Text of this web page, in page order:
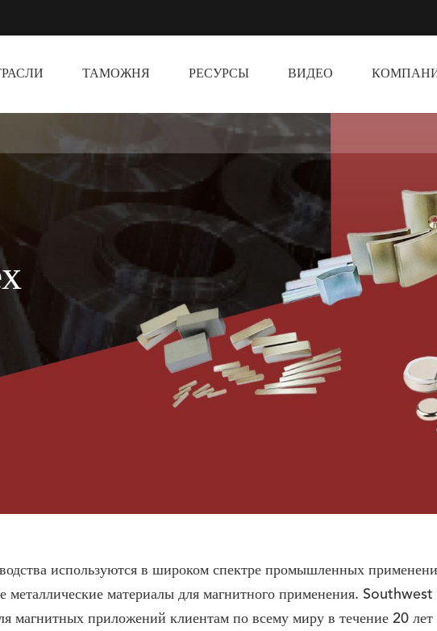
ТАМОЖНЯ РЕСУРСЫ ВИДЕО
используются в широком спектре промышленных
металлические материалы для магнитного применения.
магнитных приложений клиентам по всему миру в течение 20 лет